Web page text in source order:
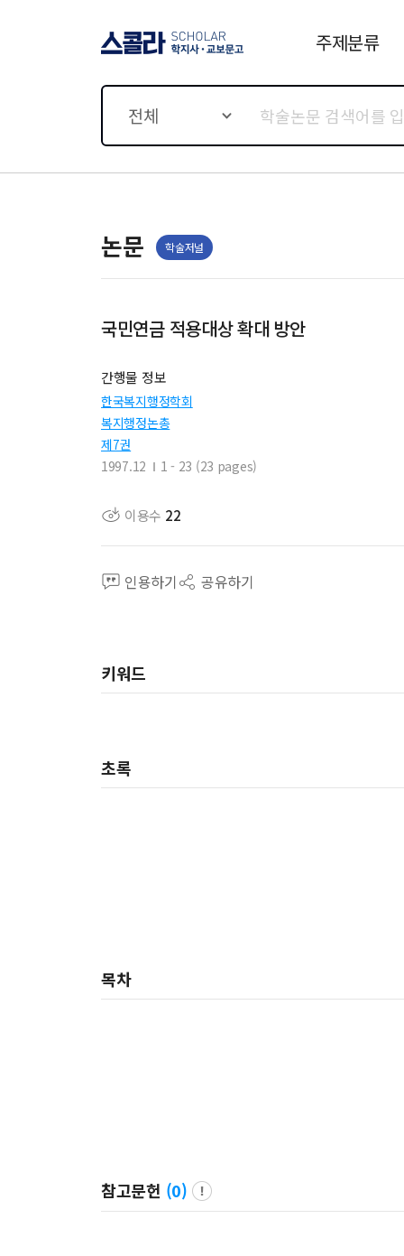
주제분류
전체
논문 학술저널
국민연금 적용대상 확대 방안
간행물 정보
한국복지행정학회
복지행정논총
제7권
1997.12
1 - 23 (23 pages)
이용수 22
인용하기 공유하기
키워드
초록
목차
참고문헌 (0)